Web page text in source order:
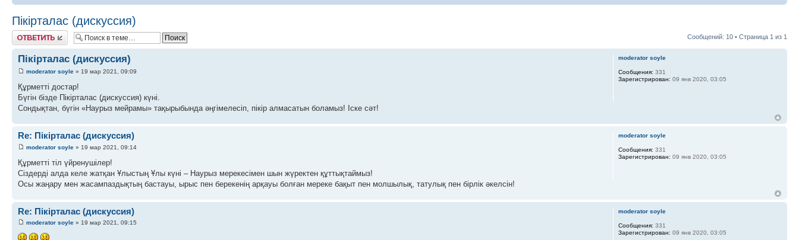
Пікірталас (дискуссия)
Ответить Сообщений: 10 • Страница 1 из 1
Пікірталас (дискуссия)
moderator soyle » 19 мар 2021, 09:09
Құрметті достар!
Бүгін бізде Пікірталас (дискуссия) күні.
Сондықтан, бүгін «Наурыз мейрамы» тақырыбында әңгімелесіп, пікір алмасатын боламыз! Іске сәт!
moderator soyle
Сообщения: 331
Зарегистрирован: 09 янв 2020, 03:05
Re: Пікірталас (дискуссия)
moderator soyle » 19 мар 2021, 09:14
Құрметті тіл үйренушілер!
Сіздерді алда келе жатқан Ұлыстың Ұлы күні – Наурыз мерекесімен шын жүректен құттықтаймыз!
Осы жаңару мен жасампаздықтың бастауы, ырыc пен берекенің арқауы болған мереке бақыт пен молшылық, татулық пен бірлік әкелсін!
moderator soyle
Сообщения: 331
Зарегистрирован: 09 янв 2020, 03:05
Re: Пікірталас (дискуссия)
moderator soyle » 19 мар 2021, 09:15
moderator soyle
Сообщения: 331
Зарегистрирован: 09 янв 2020, 03:05